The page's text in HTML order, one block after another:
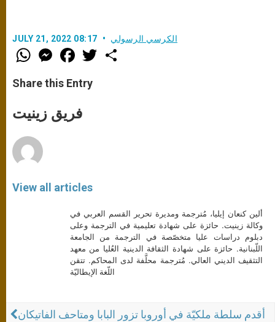
JULY 21, 2022 08:17 الكرسي الرسولي
W
h
t
s
p
p
M
e
s
e
g
e
F
a
e
b
o
k
w
Share this Entry
فريق زينيت
View all articles
ألين كنعان إيليا، مُترجمة ومديرة تحرير القسم العربي في
وكالة زينيت. حائزة على شهادة تعليمية في الترجمة وعلى
دبلوم دراسات عليا متخصّصة في الترجمة من الجامعة
اللّبنانية. حائزة على شهادة الثقافة الدينية العُليا من معهد
التثقيف الديني العالي. مُترجمة محلَّفة لدى المحاكم. تتقن
اللّغة الإيطاليّة
أقدم سلطة ملكيّة في أوروبا تزور البابا ومتاحف الفاتيكان